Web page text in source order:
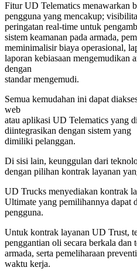
Fitur UD Telematics menawarkan
pengguna yang mencakup;
peringatan real-time untuk
sistem keamanan pada armada,
meminimalisir biaya operasional,
laporan kebiasaan mengemudikan
dengan
standar mengemudi.
Semua kemudahan ini dapat
web
atau aplikasi UD Telematics yang
diintegrasikan dengan sistem yang
dimiliki pelanggan.
Di sisi lain, keunggulan dari
dengan pilihan kontrak layanan
UD Trucks menyediakan kontrak
Ultimate yang pemilihannya dapat
pengguna.
Untuk kontrak layanan UD Trust,
penggantian oli secara berkala dan
armada, serta pemeliharaan
waktu kerja.